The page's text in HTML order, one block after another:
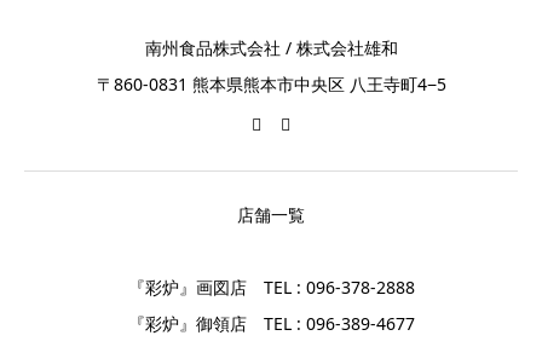
南州食品株式会社 / 株式会社雄和
〒860-0831 熊本県熊本市中央区 八王寺町4−5
店舗一覧
『彩炉』画図店 TEL : 096-378-2888
『彩炉』御領店 TEL : 096-389-4677